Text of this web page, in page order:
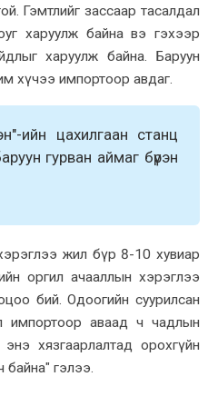
Гэмтлийг зассаар тасалдал
харуулж байна вэ гэхээр
харуулж байна. Баруун
хүчээ импортоор авдаг.
ийн цахилгаан станц
гурван аймаг бүрэн
жил бүр 8-10 хувиар
оргил ачааллын хэрэглээ
бий. Одоогийн суурилсан
импортоор аваад ч чадлын
хязгаарлалтад орохгүйн
байна" гэлээ.